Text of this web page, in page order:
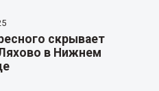
скрывает
в Нижнем